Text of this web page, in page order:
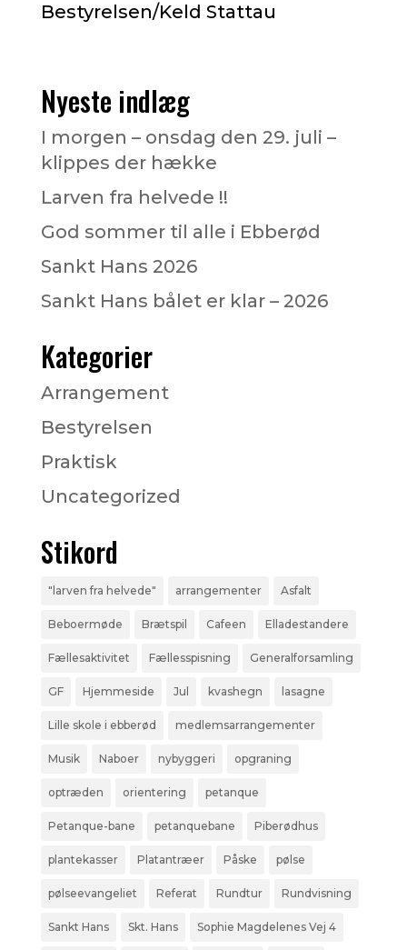
Bestyrelsen/Keld Stattau
Nyeste indlæg
I morgen – onsdag den 29. juli –
klippes der hække
Larven fra helvede !!
God sommer til alle i Ebberød
Sankt Hans 2026
Sankt Hans bålet er klar – 2026
Kategorier
Arrangement
Bestyrelsen
Praktisk
Uncategorized
Stikord
"larven fra helvede" arrangementer Asfalt
Beboermøde Brætspil Cafeen Elladestandere
Fællesaktivitet Fællesspisning Generalforsamling
GF Hjemmeside Jul kvashegn lasagne
Lille skole i ebberød medlemsarrangementer
Musik Naboer nybyggeri opgraning
optræden orientering petanque
Petanque-bane petanquebane Piberødhus
plantekasser Platantræer Påske pølse
pølseevangeliet Referat Rundtur Rundvisning
Sankt Hans Skt. Hans Sophie Magdelenes Vej 4